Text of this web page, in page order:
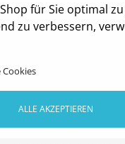
für Sie optimal
zu verbessern,
ALLE AKZEPTIEREN